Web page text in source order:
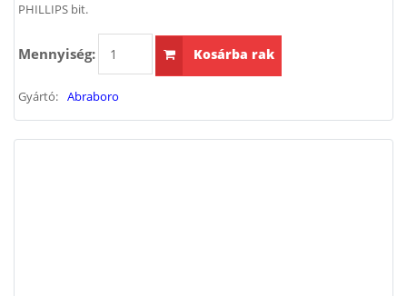
PHILLIPS bit.
Mennyiség: Kosárba rak
Gyártó: Abraboro